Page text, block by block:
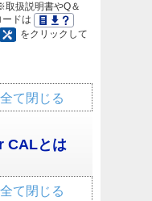
扱説明書やQ＆
ドは
をクリックして
全て閉じる
CALとは
全て閉じる